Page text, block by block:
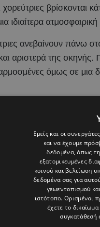
βρίσκονται
ιδιαίτερα ατμοσφαιρική
ανεβαίνουν πάνω
αριστερά της
όμως σε μια
το απόσπασμα που
η Antigoni
πλάνο από ψηλά.
προβολέας
μαζί με τις
φινάλε.
από την Κύπρο,
Republic, France,
Εμείς και οι
και να έχουμε
δεδομένα, όπως τη
εξατομικευμένες
κοινού και βελτίωση
δεδομένα σας για
γεωεντοπισμού
ιστότοπο. Ορισμένοι
έχετε το
συγκατάθεσή